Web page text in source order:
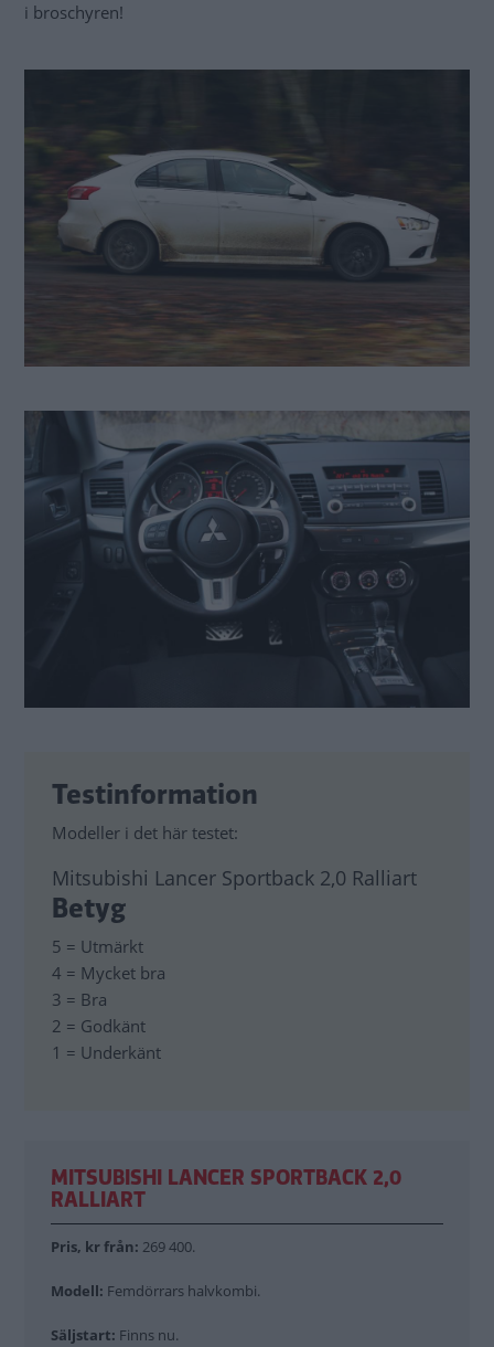
i broschyren!
Testinformation
Modeller i det här testet:
Mitsubishi Lancer Sportback 2,0 Ralliart
Betyg
5 = Utmärkt
4 = Mycket bra
3 = Bra
2 = Godkänt
1 = Underkänt
MITSUBISHI LANCER SPORTBACK 2,0
RALLIART
Pris, kr från: 269 400.
Modell: Femdörrars halvkombi.
Säljstart: Finns nu.